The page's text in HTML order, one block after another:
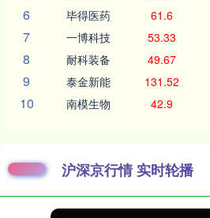
6 毕得医药 61.6
7 一博科技 53.33
8 耐科装备 49.67
9 泰金新能 131.52
10 南模生物 42.9
沪深京行情 实时轮播